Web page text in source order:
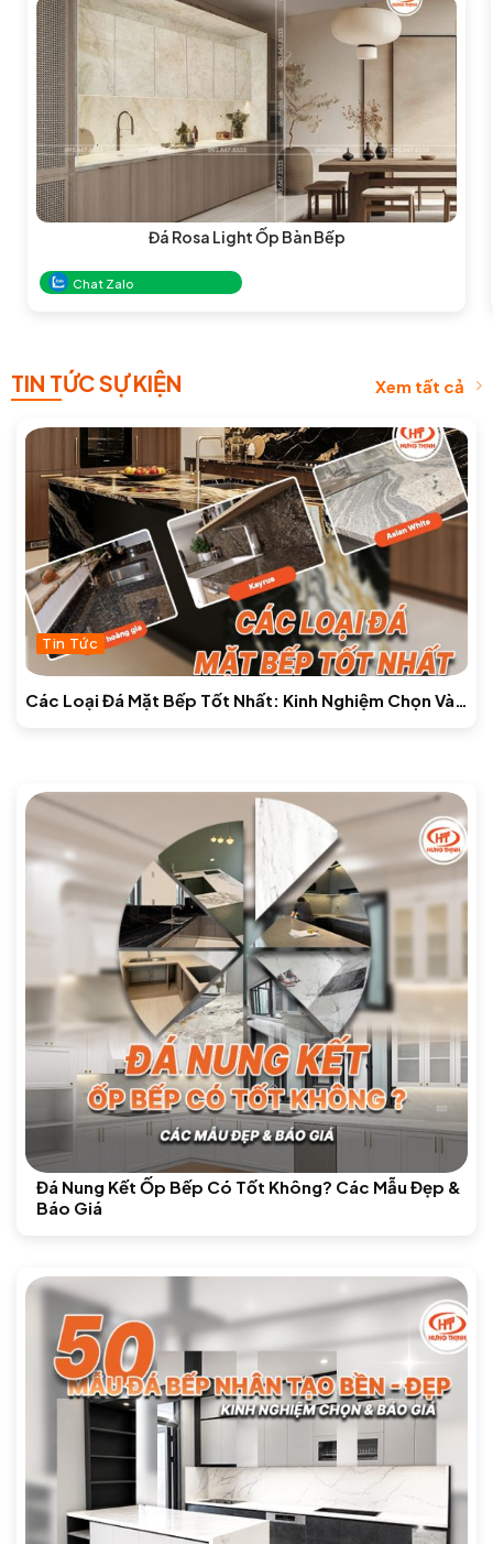
Đá Rosa Light Ốp Bàn Bếp
Chat Zalo
TIN TỨC SỰ KIỆN Xem tất cả
Tin Tức
Các Loại Đá Mặt Bếp Tốt Nhất: Kinh Nghiệm Chọn Và
Đá Nung Kết Ốp Bếp Có Tốt Không? Các Mẫu Đẹp &
Báo Giá